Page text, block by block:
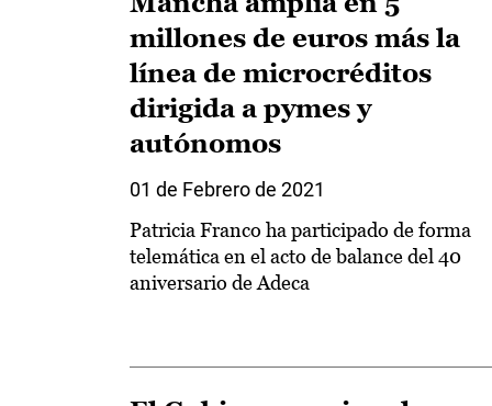
millones de euros más la
línea de microcréditos
dirigida a pymes y
autónomos
01 de Febrero de 2021
Patricia Franco ha participado de forma
telemática en el acto de balance del 40
aniversario de Adeca